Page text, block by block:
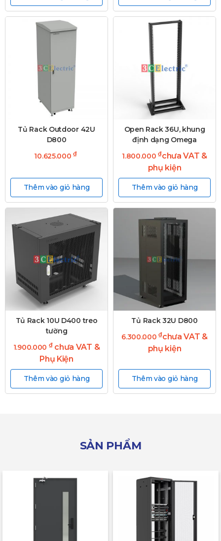
Tủ Rack Outdoor 42U
D800
10.625.000₫
Thêm vào giỏ hàng
Open Rack 36U, khung
định dạng Omega
1.800.000₫chưa VAT &
phụ kiện
Thêm vào giỏ hàng
Tủ Rack 10U D400 treo
tường
1.900.000 ₫chưa VAT &
Phụ Kiện
Thêm vào giỏ hàng
Tủ Rack 32U D800
6.300.000₫chưa VAT &
phụ kiện
Thêm vào giỏ hàng
SẢN PHẨM